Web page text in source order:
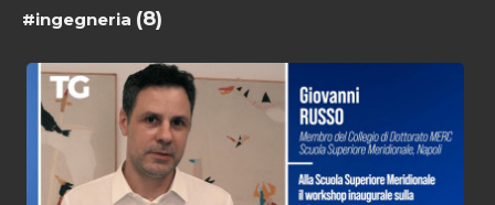
#ingegneria (8)